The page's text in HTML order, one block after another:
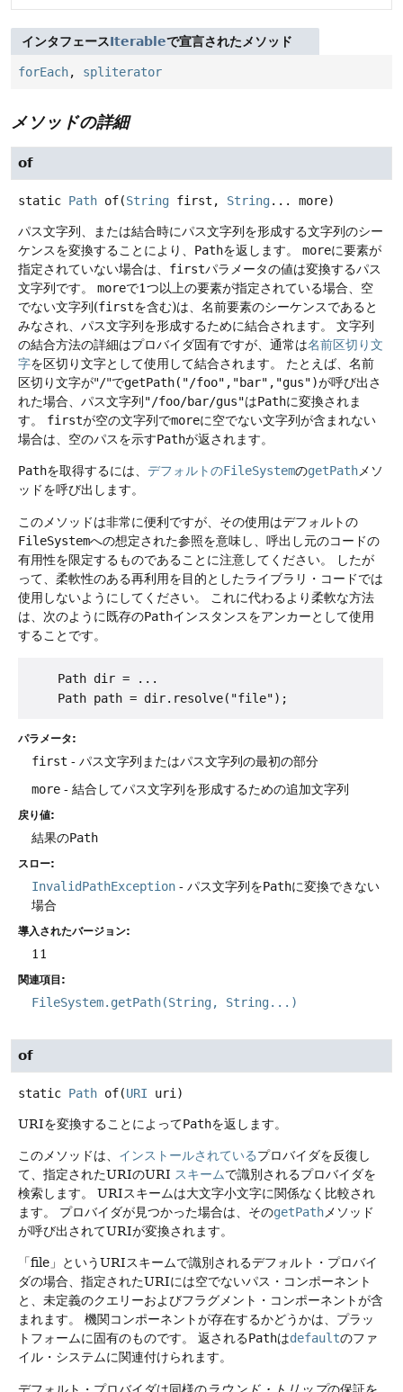
インタフェースIterableで宣言されたメソッド
forEach, spliterator
メソッドの詳細
of
static Path of(String first, String... more)
パス文字列、または結合時にパス文字列を形成する文字列のシー
ケンスを変換することにより、 Pathを返します。 moreに要素が
指定されていない場合は、 firstパラメータの値は変換するパス
文字列です。
moreで1つ以上の要素が指定されている場合、空
でない文字列(firstを含む)は、名前要素のシーケンスであると
みなされ、パス文字列を形成するために結合されます。
文字列
の結合方法の詳細はプロバイダ固有ですが、通常は名前区切り文
字を区切り文字として使用して結合されます。
たとえば、名前
区切り文字が"/"でgetPath("/foo","bar","gus")が呼び出さ
れた場合、パス文字列 "/foo/bar/gus"はPathに変換されま
す。
firstが空の文字列でmoreに空でない文字列が含まれない
場合は、空のパスを示すPathが返されます。
Pathを取得するには、 デフォルトのFileSystemのgetPath メソ
ッドを呼び出します。
このメソッドは非常に便利ですが、その使用はデフォルトの
FileSystemへの想定された参照を意味し、呼出し元のコードの
有用性を限定するものであることに注意してください。
したが
って、柔軟性のある再利用を目的としたライブラリ・コードでは
使用しないようにしてください。
これに代わるより柔軟な方法
は、次のように既存のPathインスタンスをアンカーとして使用
することです。
    Path dir = ...
パラメータ:
first - パス文字列またはパス文字列の最初の部分
more - 結合してパス文字列を形成するための追加文字列
戻り値:
結果のPath
スロー:
InvalidPathException - パス文字列をPathに変換できない
場合
導入されたバージョン:
11
関連項目:
FileSystem.getPath(String, String...)
of
static Path of(URI uri)
URIを変換することによってPathを返します。
このメソッドは、 インストールされているプロバイダを反復し
て、指定されたURIのURI スキームで識別されるプロバイダを
検索します。
URIスキームは大文字小文字に関係なく比較され
ます。
プロバイダが見つかった場合は、そのgetPath メソッド
が呼び出されてURIが変換されます。
「file」というURIスキームで識別されるデフォルト・プロバイ
ダの場合、指定されたURIには空でないパス・コンポーネント
と、未定義のクエリーおよびフラグメント・コンポーネントが含
まれます。
機関コンポーネントが存在するかどうかは、プラッ
トフォームに固有のものです。
返されるPathはdefaultのファ
イル・システムに関連付けられます。
デフォルト・プロバイダは同様のラウンド・トリップの保証を